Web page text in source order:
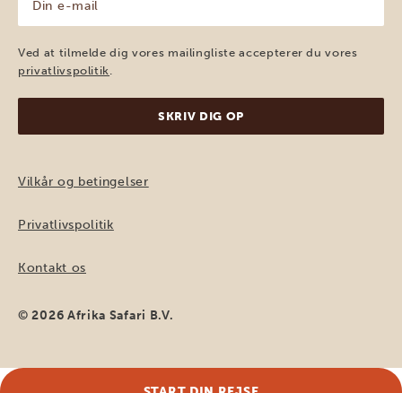
mail
(Påkrævet)
Ved at tilmelde dig vores mailingliste accepterer du vores
privatlivspolitik.
Vilkår og betingelser
Privatlivspolitik
Kontakt os
© 2026 Afrika Safari B.V.